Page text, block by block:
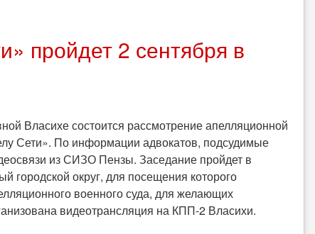
пройдет 2 сентября в
Власихе состоится рассмотрение апелляционной
Сети». По информации адвокатов, подсудимые
из СИЗО Пензы. Заседание пройдет в
округ, для посещения которого
военного суда, для желающих
видеотрансляция на КПП-2 Власихи.